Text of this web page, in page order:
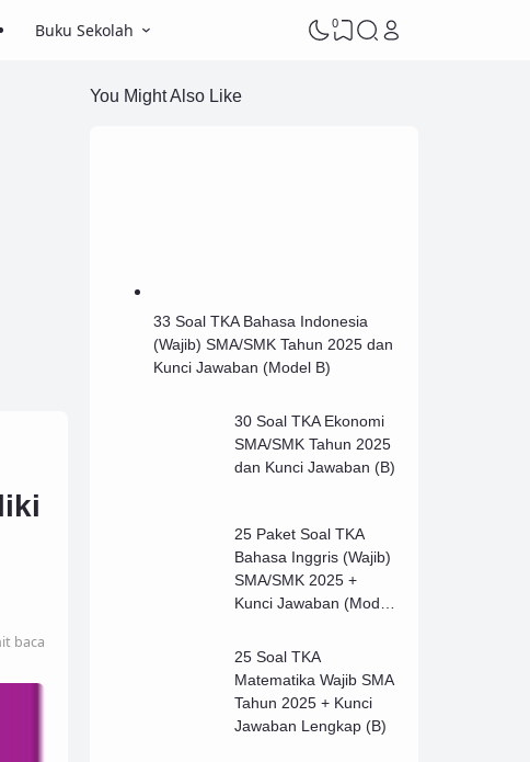
Buku Sekolah 0
baca
You Might Also Like
33 Soal TKA Bahasa Indonesia
(Wajib) SMA/SMK Tahun 2025 dan
Kunci Jawaban (Model B)
30 Soal TKA Ekonomi
SMA/SMK Tahun 2025
dan Kunci Jawaban (B)
25 Paket Soal TKA
Bahasa Inggris (Wajib)
SMA/SMK 2025 +
Kunci Jawaban (Model
25 Soal TKA
Matematika Wajib SMA
Tahun 2025 + Kunci
Jawaban Lengkap (B)